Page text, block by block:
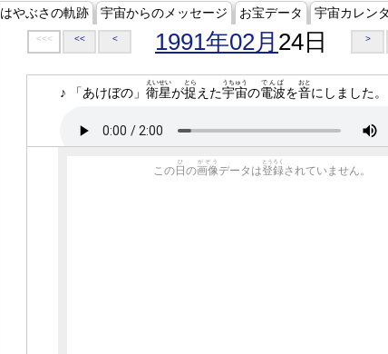
はやぶさの軌跡 宇宙からのメッセージ お宝データ 宇宙カレン
<<< << < 1991年02月 24日 >
♪ 「あけぼの」 衛星
えいせい
が捉
とら
えた宇宙
うちゅう
の電波
でんぱ
を音
おと
にしました。
この 日
ひ
の画像
がぞう
データは登録
とうろく
されていません。